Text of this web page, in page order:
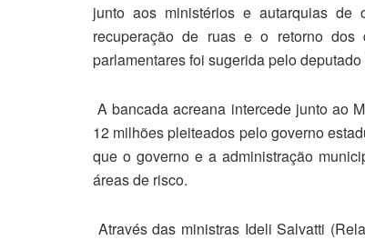
junto aos ministérios e autarquias de
recuperação de ruas e o retorno
parlamentares foi sugerida pelo
A bancada acreana intercede junto ao
12 milhões pleiteados pelo governo
que o governo e a administração
áreas de risco.
Através das ministras Ideli Salvatti